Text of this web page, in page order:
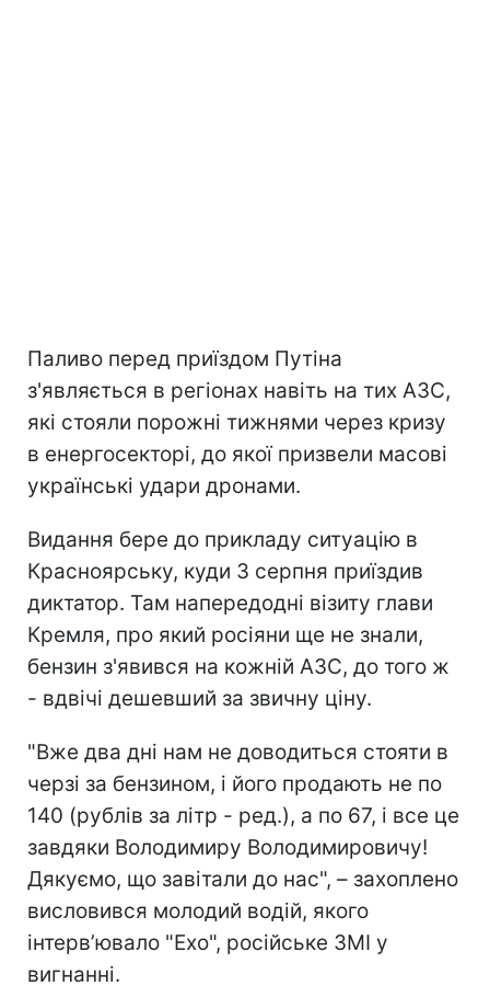
Паливо перед приїздом Путіна
з'являється в регіонах навіть на тих АЗС,
які стояли порожні тижнями через кризу
в енергосекторі, до якої призвели масові
українські удари дронами.
Видання бере до прикладу ситуацію в
Красноярську, куди 3 серпня приїздив
диктатор. Там напередодні візиту глави
Кремля, про який росіяни ще не знали,
бензин з'явився на кожній АЗС, до того ж
- вдвічі дешевший за звичну ціну.
"Вже два дні нам не доводиться стояти в
черзі за бензином, і його продають не по
140 (рублів за літр - ред.), а по 67, і все це
завдяки Володимиру Володимировичу!
Дякуємо, що завітали до нас", – захоплено
висловився молодий водій, якого
інтерв’ювало "Ехо", російське ЗМІ у
вигнанні.